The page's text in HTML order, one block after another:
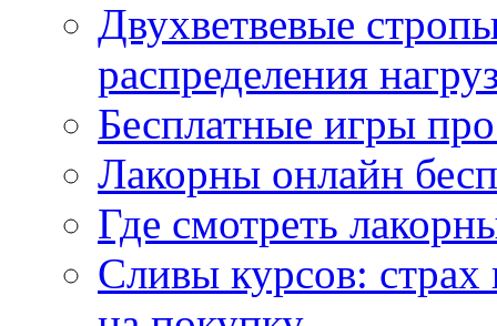
Двухветвевые
распределения
Бесплатные игры
Лакорны онлайн
Где смотреть
Сливы курсов: